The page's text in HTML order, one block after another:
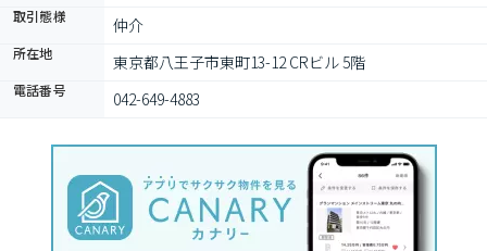
取引態様 仲介
所在地 東京都八王子市東町13-12 CRビル 5階
電話番号 042-649-4883